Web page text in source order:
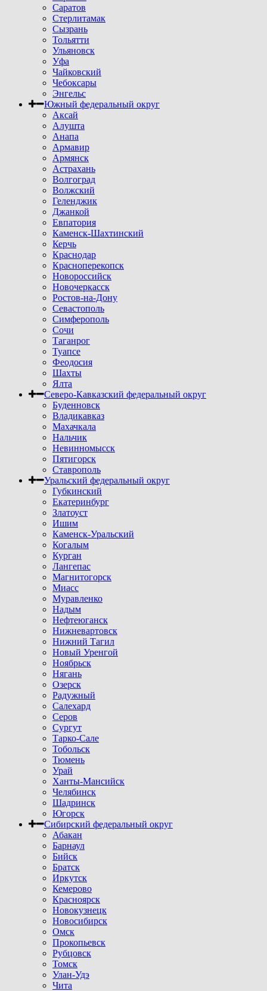
Саратов
Стерлитамак
Сызрань
Тольятти
Ульяновск
Уфа
Чайковский
Чебоксары
Энгельс
Южный федеральный округ
Аксай
Алушта
Анапа
Армавир
Армянск
Астрахань
Волгоград
Волжский
Геленджик
Джанкой
Евпатория
Каменск-Шахтинский
Керчь
Краснодар
Красноперекопск
Новороссийск
Новочеркасск
Ростов-на-Дону
Севастополь
Симферополь
Сочи
Таганрог
Туапсе
Феодосия
Шахты
Ялта
Северо-Кавказский федеральный округ
Буденновск
Владикавказ
Махачкала
Нальчик
Невинномысск
Пятигорск
Ставрополь
Уральский федеральный округ
Губкинский
Екатеринбург
Златоуст
Ишим
Каменск-Уральский
Когалым
Курган
Лангепас
Магнитогорск
Миасс
Муравленко
Надым
Нефтеюганск
Нижневартовск
Нижний Тагил
Новый Уренгой
Ноябрьск
Нягань
Озерск
Радужный
Салехард
Серов
Сургут
Тарко-Сале
Тобольск
Тюмень
Урай
Ханты-Мансийск
Челябинск
Шадринск
Югорск
Сибирский федеральный округ
Абакан
Барнаул
Бийск
Братск
Иркутск
Кемерово
Красноярск
Новокузнецк
Новосибирск
Омск
Прокопьевск
Рубцовск
Томск
Улан-Удэ
Чита